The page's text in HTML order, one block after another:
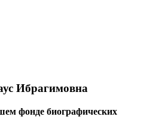
Ибрагимовна
фонде биографических